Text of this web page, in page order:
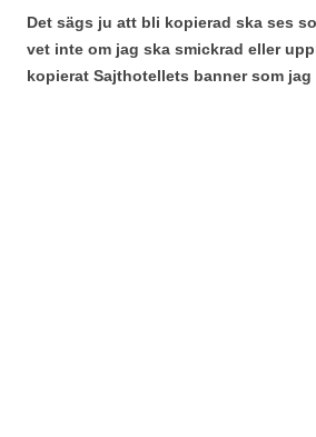
Det sägs ju att bli kopierad ska ses
vet inte om jag ska smickrad eller
kopierat Sajthotellets banner som jag